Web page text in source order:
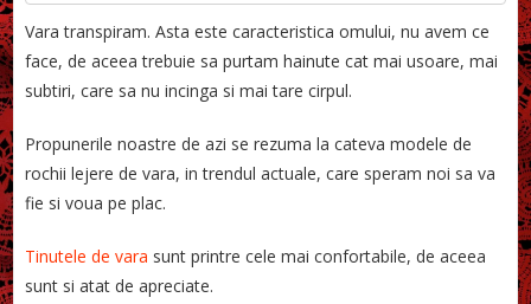
Vara transpiram. Asta este caracteristica omului, nu avem ce
face, de aceea trebuie sa purtam hainute cat mai usoare, mai
subtiri, care sa nu incinga si mai tare cirpul.
Propunerile noastre de azi se rezuma la cateva modele de
rochii lejere de vara, in trendul actuale, care speram noi sa va
fie si voua pe plac.
Tinutele de vara sunt printre cele mai confortabile, de aceea
sunt si atat de apreciate.